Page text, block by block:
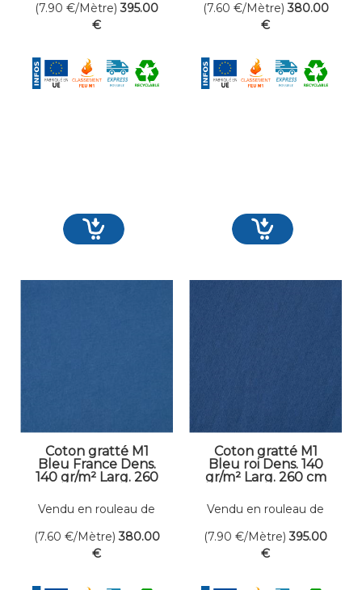
(7.90 €/Mètre) 395.00
€
(7.60 €/Mètre) 380.00
€
Coton gratté M1
Bleu France Dens.
140 gr/m² Larg. 260
Vendu en rouleau de
(7.60 €/Mètre) 380.00
€
Coton gratté M1
Bleu roi Dens. 140
gr/m² Larg. 260 cm
Vendu en rouleau de
(7.90 €/Mètre) 395.00
€